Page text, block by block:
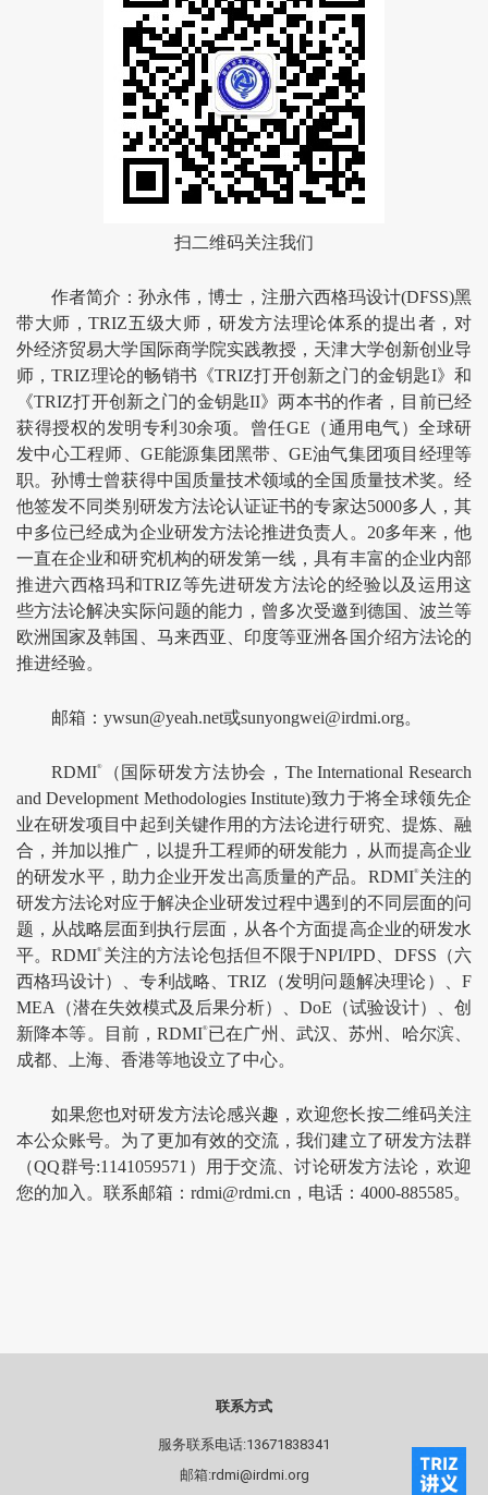
扫二维码关注我们
作者简介：孙永伟，博士，注册六西格玛设计(DFSS)黑
带大师，TRIZ五级大师，研发方法理论体系的提出者，对
外经济贸易大学国际商学院实践教授，天津大学创新创业导
师，TRIZ理论的畅销书《TRIZ打开创新之门的金钥匙I》和
《TRIZ打开创新之门的金钥匙II》两本书的作者，目前已经
获得授权的发明专利30余项。曾任GE（通用电气）全球研
发中心工程师、GE能源集团黑带、GE油气集团项目经理等
职。孙博士曾获得中国质量技术领域的全国质量技术奖。经
他签发不同类别研发方法论认证证书的专家达5000多人，其
中多位已经成为企业研发方法论推进负责人。20多年来，他
一直在企业和研究机构的研发第一线，具有丰富的企业内部
推进六西格玛和TRIZ等先进研发方法论的经验以及运用这
些方法论解决实际问题的能力，曾多次受邀到德国、波兰等
欧洲国家及韩国、马来西亚、印度等亚洲各国介绍方法论的
推进经验。
邮箱：ywsun@yeah.net或sunyongwei@irdmi.org。
RDMI®
（国际研发方法协会，The International Research
and Development Methodologies Institute)致力于将全球领先企
业在研发项目中起到关键作用的方法论进行研究、提炼、融
合，并加以推广，以提升工程师的研发能力，从而提高企业
的研发水平，助力企业开发出高质量的产品。RDMI®关注的
研发方法论对应于解决企业研发过程中遇到的不同层面的问
题，从战略层面到执行层面，从各个方面提高企业的研发水
平。RDMI® 关注的方法论包括但不限于NPI/IPD、DFSS（六
西格玛设计）、专利战略、TRIZ（发明问题解决理论）、F
MEA（潜在失效模式及后果分析）、DoE（试验设计）、创
新降本等。目前，RDMI®已在广州、武汉、苏州、哈尔滨、
成都、上海、香港等地设立了中心。
如果您也对研发方法论感兴趣，欢迎您长按二维码关注
本公众账号。为了更加有效的交流，我们建立了研发方法群
（QQ群号:1141059571）用于交流、讨论研发方法论，欢迎
您的加入。联系邮箱：rdmi@rdmi.cn，电话：4000-885585。
联系方式
服务联系电话:13671838341
邮箱:rdmi@irdmi.org